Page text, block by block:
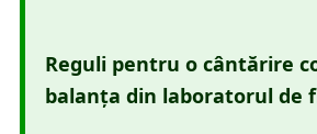
Reguli pentru o cântărire
balanța din laboratorul de